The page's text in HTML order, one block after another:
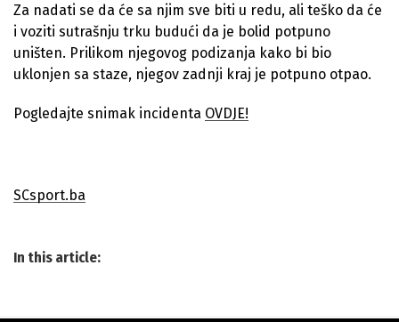
Za nadati se da će sa njim sve biti u redu, ali teško da će
i voziti sutrašnju trku budući da je bolid potpuno
uništen. Prilikom njegovog podizanja kako bi bio
uklonjen sa staze, njegov zadnji kraj je potpuno otpao.
Pogledajte snimak incidenta OVDJE!
SCsport.ba
In this article: